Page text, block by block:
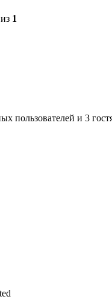
из 1
пользователей и 3